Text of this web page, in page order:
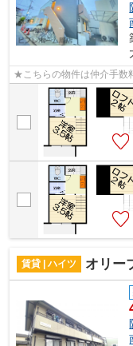
★こちらの物件は仲介手数
賃貸 | ハイツ オリー